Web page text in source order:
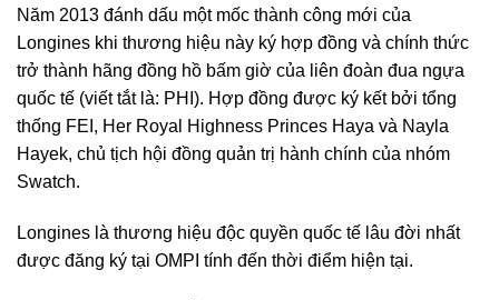
Năm 2013 đánh dấu một mốc thành công mới của
Longines khi thương hiệu này ký hợp đồng và chính thức
trở thành hãng đồng hồ bấm giờ của liên đoàn đua ngựa
quốc tế (viết tắt là: PHI). Hợp đồng được ký kết bởi tổng
thống FEI, Her Royal Highness Princes Haya và Nayla
Hayek, chủ tịch hội đồng quản trị hành chính của nhóm
Swatch.
Longines là thương hiệu độc quyền quốc tế lâu đời nhất
được đăng ký tại OMPI tính đến thời điểm hiện tại.